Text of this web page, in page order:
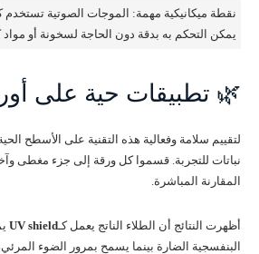
نقطة ميكانيكية مهمة: الموجات الصوتية تستخدم
يمكن التحكم به بدقة دون الحاجة لسخونة أو مواد
🌿 تطبيقات حية على
لتقييم سلامة وفعالية هذه التقنية على الأسطح
نباتات للتجربة. قسموا كل ورقة إلى جزء مغطى
المقارنة المباشرة.
أظهرت النتائج أن الطلاء الناتج يعمل كـUV shield
البنفسجية الضارة بينما يسمح بمرور الضوء